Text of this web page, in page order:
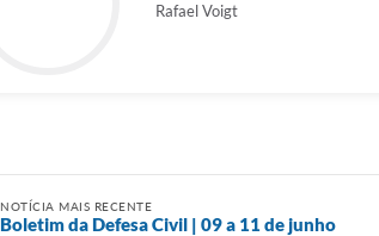
Rafael Voigt
NOTÍCIA MAIS RECENTE
Boletim da Defesa Civil | 09 a 11 de junho